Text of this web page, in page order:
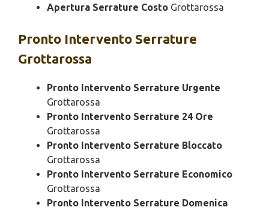
Apertura Serrature Costo Grottarossa
Pronto Intervento Serrature
Grottarossa
Pronto Intervento Serrature Urgente
Grottarossa
Pronto Intervento Serrature 24 Ore
Grottarossa
Pronto Intervento Serrature Bloccato
Grottarossa
Pronto Intervento Serrature Economico
Grottarossa
Pronto Intervento Serrature Domenica